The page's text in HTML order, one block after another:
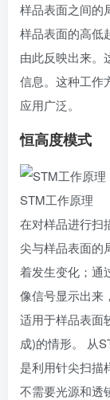
样品表面之间的
样品表面的高低
由此反映出来。
信息。这种工作
应用广泛。
恒高度模式
STM工作原理
在对样品进行扫
尖与样品表面的
着发生变化；通
像信号显示出来
适用于样品表面
成)的情形。 从
是利用针尖扫描
不需要光源和透